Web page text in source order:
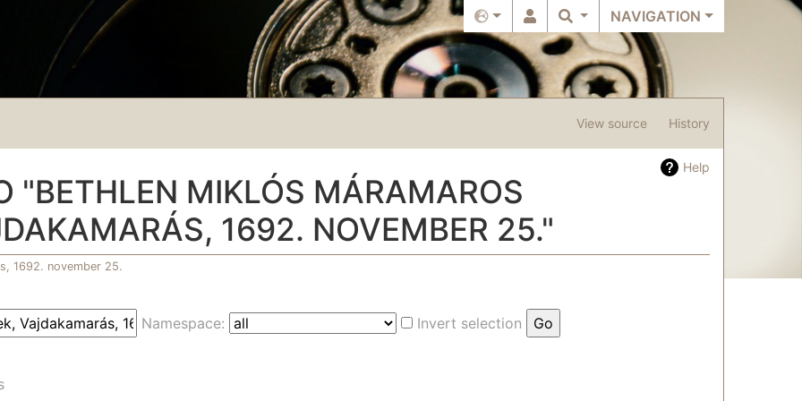
NAVIGATION
View source History
Help
"BETHLEN MIKLÓS MÁRAMAROS
1692. NOVEMBER 25."
1692. november 25.
Namespace: Invert selection